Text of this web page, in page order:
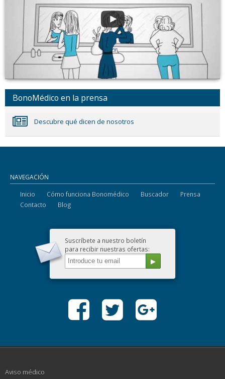
BonoMédico en la prensa
Descubre qué dicen de nosotros
NAVEGACIÓN
Inicio Cómo funciona Bonomédico Buscador
Prensa
Contacto
Blog
Suscríbete a nuestro boletín
para recibir nuestras ofertas:
Aviso médico